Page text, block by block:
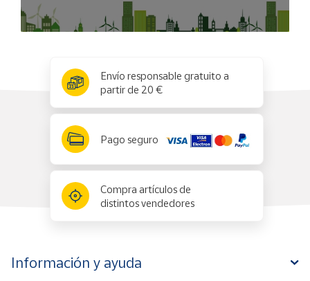
Envío responsable gratuito a
partir de 20 €
Pago seguro
Compra artículos de
distintos vendedores
Información y ayuda